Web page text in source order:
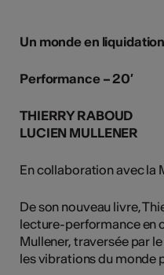
Un monde en liquidation
Performance – 20′
THIERRY RABOUD
LUCIEN MULLENER
En collaboration avec la
De son nouveau livre,
lecture-performance en
Mullener, traversée par
les vibrations du monde